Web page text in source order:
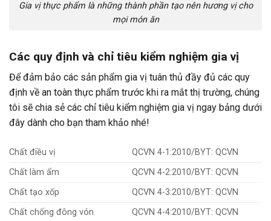
Gia vị thực phẩm là những thành phần tạo nên hương vị cho
mọi món ăn
Các quy định và chỉ tiêu kiểm nghiệm gia vị
Để đảm bảo các sản phẩm gia vị tuân thủ đầy đủ các quy
định về an toàn thực phẩm trước khi ra mắt thị trường, chúng
tôi sẽ chia sẻ các chỉ tiêu kiểm nghiệm gia vị ngay bảng dưới
đây dành cho bạn tham khảo nhé!
Chất điều vị
QCVN 4-1:2010/BYT: QCVN
Chất làm ẩm
QCVN 4-2:2010/BYT: QCVN
Chất tạo xốp
QCVN 4-3:2010/BYT: QCVN
Chất chống đông vón
QCVN 4-4:2010/BYT: QCVN